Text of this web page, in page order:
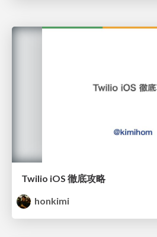
Twilio iOS 徹底攻略
honkimi